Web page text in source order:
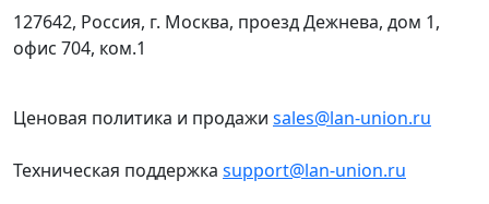
127642, Россия, г. Москва, проезд Дежнева, дом 1,
офис 704, ком.1
Ценовая политика и продажи sales@lan-union.ru
Техническая поддержка support@lan-union.ru